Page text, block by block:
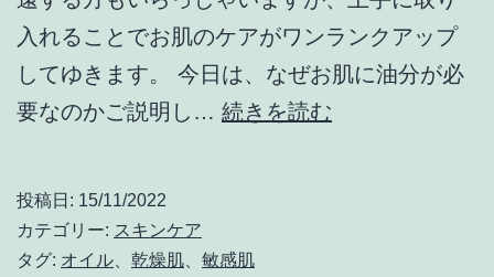
リ
ー
ム
を
入れることでお肌のケアがワンランクアップ
してゆきます。 今日は、なぜお肌に油分が必
要なのかご説明し… 続きを読む
投稿日: 15/11/2022
カテゴリー: スキンケア
タグ: オイル 乾燥肌 敏感肌